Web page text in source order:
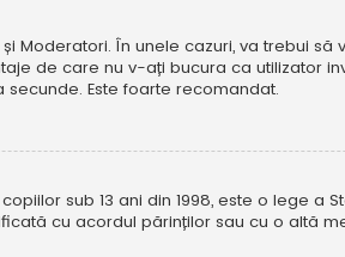
Moderatori. În unele cazuri, va trebui
de care nu v-ați bucura ca utilizator
Este foarte recomandat.
sub 13 ani din 1998, este o lege
cu acordul părinților sau cu o altă